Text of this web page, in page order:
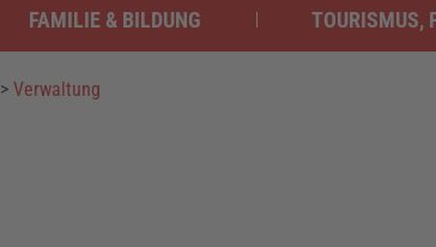
FAMILIE & BILDUNG TOURISMUS,
> Verwaltung